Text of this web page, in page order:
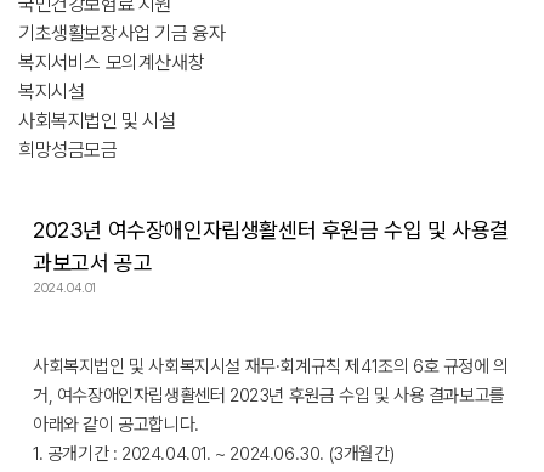
기초생활보장사업 기금 융자
복지서비스 모의계산새창
복지시설
사회복지법인 및 시설
희망성금모금
2023년 여수장애인자립생활센터 후원금 수입 및 사용결
과보고서 공고
2024.04.01
사회복지법인 및 사회복지시설 재무·회계규칙 제41조의 6호 규정에 의
거, 여수장애인자립생활센터 2023년 후원금 수입 및 사용 결과보고를
아래와 같이 공고합니다.
1. 공개기간 : 2024.04.01. ~ 2024.06.30. (3개월간)